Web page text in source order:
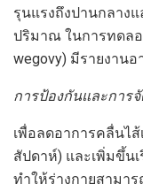
รุนแรงถึงปานกลาง
ปริมาณ ในการทดล
wegovy) มีรายงาน
การป้องกันและการ
เพื่อลดอาการคลื่นไ
สัปดาห์) และเพิ่มขึ้น
ทำให้ร่างกายสามา